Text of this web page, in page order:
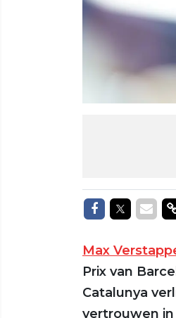
Delen opDelen
Max
Prix van
Catalunya
vertrouwen